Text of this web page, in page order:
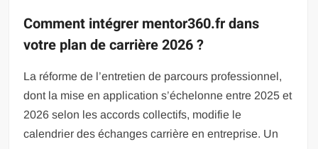
Comment intégrer mentor360.fr dans
votre plan de carrière 2026 ?
La réforme de l’entretien de parcours professionnel,
dont la mise en application s’échelonne entre 2025 et
2026 selon les accords collectifs, modifie le
calendrier des échanges carrière en entreprise. Un